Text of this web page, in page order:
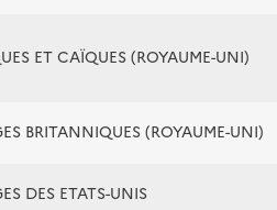
ET CAÏQUES (ROYAUME-UNI)
BRITANNIQUES (ROYAUME-UNI)
DES ETATS-UNIS